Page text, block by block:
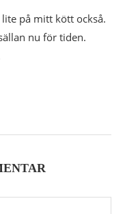
på mitt kött också.
nu för tiden.